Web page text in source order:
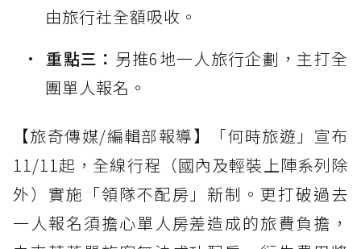
由旅行社全額吸收。
重點三： 另推6地一人旅行企劃，主打全
團單人報名。
【旅奇傳媒/編輯部報導】「何時旅遊」宣布
11/11起，全線行程（國內及輕裝上陣系列除
外）實施「領隊不配房」新制。更打破過去
一人報名須擔心單人房差造成的旅費負擔，